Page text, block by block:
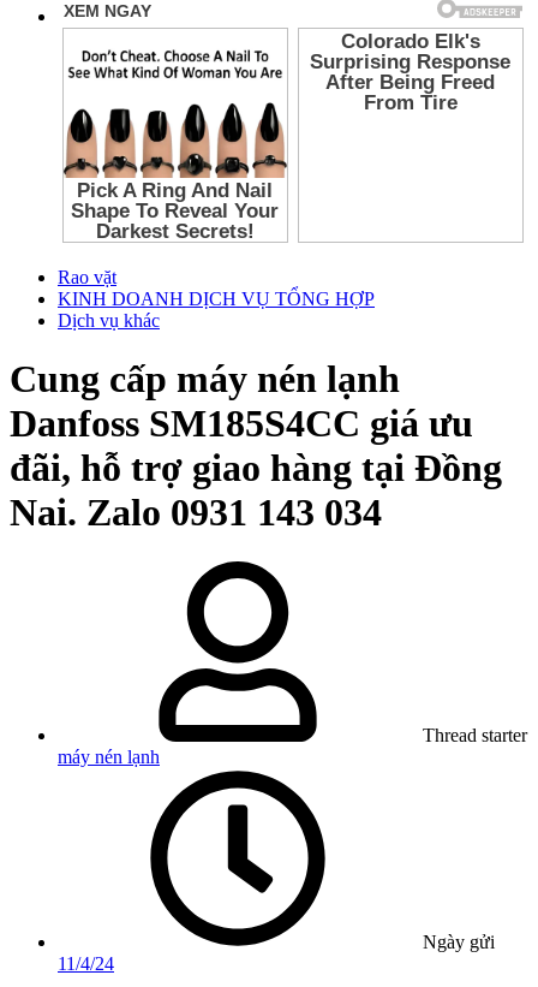
Rao vặt
KINH DOANH DỊCH VỤ TỔNG HỢP
Dịch vụ khác
Cung cấp máy nén lạnh
Danfoss SM185S4CC giá ưu
đãi, hỗ trợ giao hàng tại Đồng
Nai. Zalo 0931 143 034
Thread starter
máy nén lạnh
Ngày gửi
11/4/24